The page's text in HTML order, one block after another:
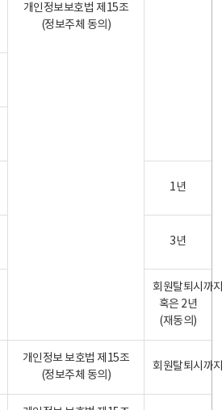
개인정보보호법 제15조
(정보주체 동의)
1년
3년
회원탈퇴시까
혹은 2년
(재동의)
개인정보 보호법 제15조
(정보주체 동의)
회원탈퇴시까